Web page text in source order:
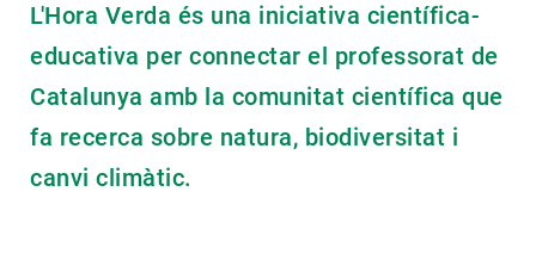
L'Hora Verda és una iniciativa científica-
educativa per connectar el professorat de
Catalunya amb la comunitat científica que
fa recerca sobre natura, biodiversitat i
canvi climàtic.